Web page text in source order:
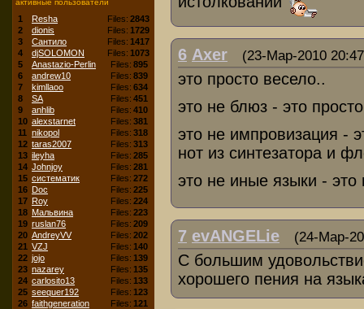
активные пользователи
1 Resha Files: 2843
2
dionis Files: 1729
3
Сантило Files: 1417
4
djSOLOMON Files: 1073
5
Anastazio-Perlin Files: 895
6
andrew10 Files: 839
7
kimllaoo Files: 634
8
SA Files: 451
9
anhlib Files: 410
10 alexstarnet Files: 381
11
nikopol Files: 318
12 taras2007 Files: 313
13 ileyha Files: 285
14 Johnjoy Files: 281
15 систематик Files: 272
16 Doc Files: 225
17 Roy Files: 224
18 Мальвина Files: 223
19 ruslan76 Files: 209
20 AndreyVV Files: 202
21 VZJ Files: 140
22 jojo Files: 139
23 nazarey Files: 135
24 carlosito13 Files: 133
25 seequer192 Files: 123
26 faithgeneration Files: 121
6 Axer (23-Мар-2010
это просто весело..
это не блюз - это
это не импровизация -
нот из синтезатора и
это не иные языки -
7 evANGELie (24-Мар-
С большим
хорошего пения на